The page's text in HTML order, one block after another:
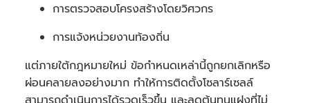
การตรวจสอบโครงสร้างโดยวิศวกร
การแจ้งหน่วยงานท้องถิ่น
แต่ภายใต้กฎหมายใหม่ ข้อกำหนดเหล่านี้ถูกยกเลิกหรือ
ผ่อนคลายลงอย่างมาก ทำให้การติดตั้งโซลาร์เซลล์